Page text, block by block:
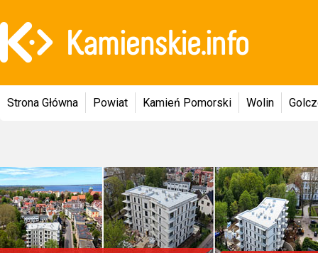
Strona Główna Powiat Kamień Pomorski Wolin